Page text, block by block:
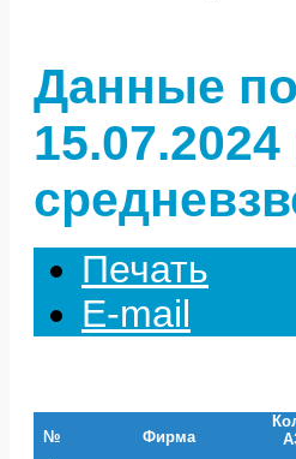
Данные
Печать
E-mail
№
Фирма